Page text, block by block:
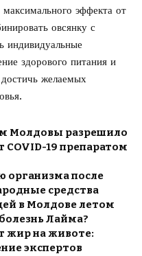
эффекта от
овсянку с
индивидуальные
здорового питания и
желаемых
Молдовы разрешило
19 препаратом
организма после
средства
в Молдове летом
Лайма?
жир на животе:
экспертов